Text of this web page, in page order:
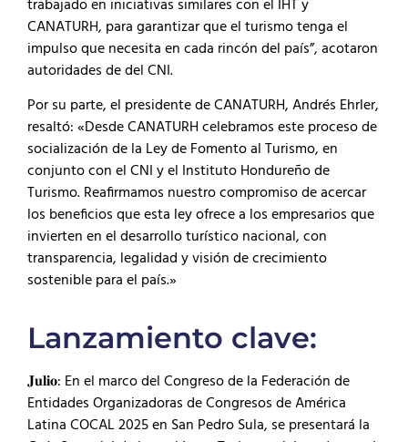
trabajado en iniciativas similares con el IHT y
CANATURH, para garantizar que el turismo tenga el
impulso que necesita en cada rincón del país”, acotaron
autoridades de del CNI.
Por su parte, el presidente de CANATURH, Andrés Ehrler,
resaltó: «Desde CANATURH celebramos este proceso de
socialización de la Ley de Fomento al Turismo, en
conjunto con el CNI y el Instituto Hondureño de
Turismo. Reafirmamos nuestro compromiso de acercar
los beneficios que esta ley ofrece a los empresarios que
invierten en el desarrollo turístico nacional, con
transparencia, legalidad y visión de crecimiento
sostenible para el país.»
Lanzamiento clave:
𝐉𝐮𝐥𝐢𝐨: En el marco del Congreso de la Federación de
Entidades Organizadoras de Congresos de América
Latina COCAL 2025 en San Pedro Sula, se presentará la